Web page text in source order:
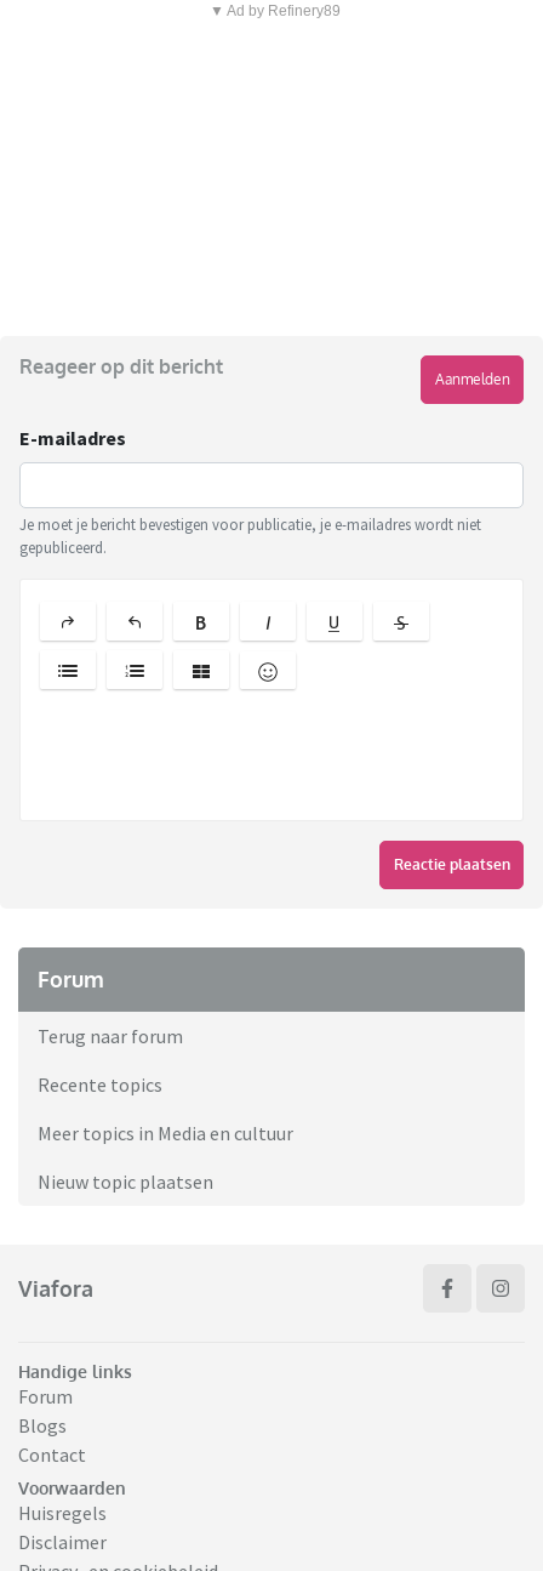
▼ Ad by Refinery89
Reageer op dit bericht
Aanmelden
E-mailadres
Je moet je bericht bevestigen voor publicatie, je e-mailadres wordt niet
gepubliceerd.
Reactie plaatsen
Forum
Terug naar forum
Recente topics
Meer topics in Media en cultuur
Nieuw topic plaatsen
Viafora
Handige links
Forum
Blogs
Contact
Voorwaarden
Huisregels
Disclaimer